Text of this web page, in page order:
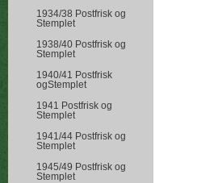
1934/38 Postfrisk og
Stemplet
1938/40 Postfrisk og
Stemplet
1940/41 Postfrisk
ogStemplet
1941 Postfrisk og
Stemplet
1941/44 Postfrisk og
Stemplet
1945/49 Postfrisk og
Stemplet